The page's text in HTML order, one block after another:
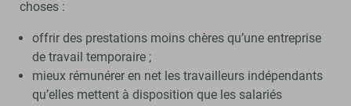
choses :
offrir des prestations moins chères qu’une entreprise
de travail temporaire ;
mieux rémunérer en net les travailleurs indépendants
qu’elles mettent à disposition que les salariés